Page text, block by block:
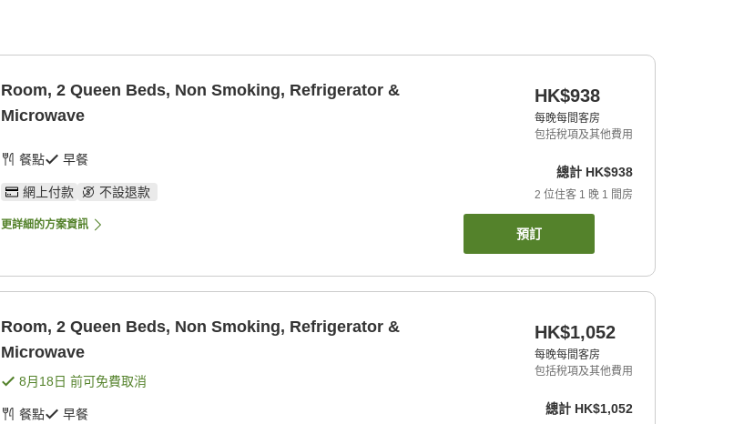
Room, 2 Queen Beds, Non Smoking, Refrigerator &
Microwave
餐點 早餐
網上付款 不設退款
更詳細的方案資訊
HK$938
每晚每間客房
包括稅項及其他費用
總計 HK$938
2 位住客 1 晚 1 間房
預訂
Room, 2 Queen Beds, Non Smoking, Refrigerator &
Microwave
8月18日 前可免費取消
餐點 早餐
HK$1,052
每晚每間客房
包括稅項及其他費用
總計 HK$1,052